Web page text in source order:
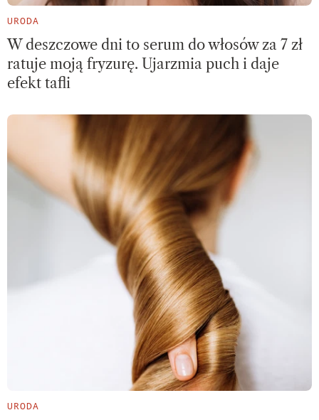
URODA
W deszczowe dni to serum do włosów za 7 zł
ratuje moją fryzurę. Ujarzmia puch i daje
efekt tafli
URODA